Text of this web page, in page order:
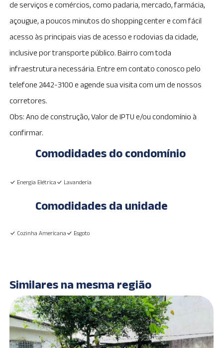
de serviços e comércios, como padaria, mercado, farmácia,
açougue, a poucos minutos do shopping center e com fácil
acesso às principais vias de acesso e rodovias da cidade,
inclusive por transporte público. Bairro com toda
infraestrutura necessária. Entre em contato conosco pelo
telefone 2442-3100 e agende sua visita com um de nossos
corretores.
Obs: Ano de construção, Valor de IPTU e/ou condomínio à
confirmar.
Comodidades do condomínio
Energia Elétrica Lavanderia
Comodidades da unidade
Cozinha Americana Esgoto
Similares na mesma região